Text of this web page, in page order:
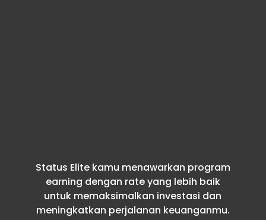
Status Elite kamu menawarkan program
earning dengan rate yang lebih baik
untuk memaksimalkan investasi dan
meningkatkan perjalanan keuanganmu.